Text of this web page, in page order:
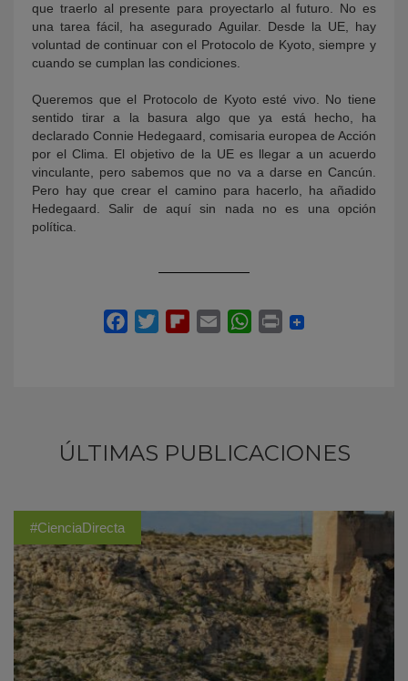
que traerlo al presente para proyectarlo al futuro. No es
una tarea fácil, ha asegurado Aguilar. Desde la UE, hay
voluntad de continuar con el Protocolo de Kyoto, siempre y
cuando se cumplan las condiciones.
Queremos que el Protocolo de Kyoto esté vivo. No tiene
sentido tirar a la basura algo que ya está hecho, ha
declarado Connie Hedegaard, comisaria europea de Acción
por el Clima. El objetivo de la UE es llegar a un acuerdo
vinculante, pero sabemos que no va a darse en Cancún.
Pero hay que crear el camino para hacerlo, ha añadido
Hedegaard. Salir de aquí sin nada no es una opción
política.
ÚLTIMAS PUBLICACIONES
#CienciaDirecta